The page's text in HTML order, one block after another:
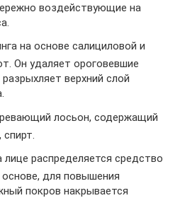
воздействующие на
на основе салициловой и
Он удаляет ороговевшие
верхний слой
лосьон, содержащий
распределяется средство
основе, для повышения
покров накрывается